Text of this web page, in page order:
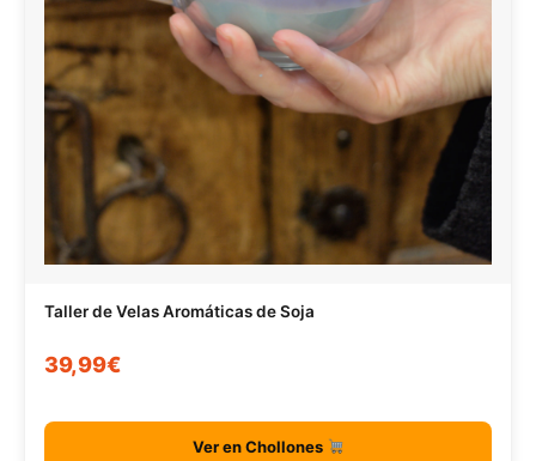
Taller de Velas Aromáticas de Soja
39,99€
Ver en Chollones